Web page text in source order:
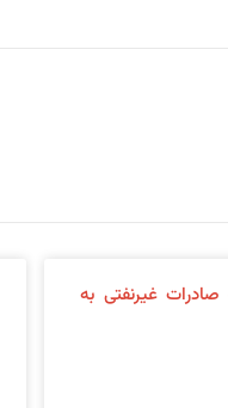
صادرات غیرنفتی به